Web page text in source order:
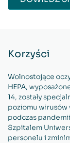
Korzyści
Wolnostojące
HEPA,
14, zostały
poziomu wirusów
podczas pandemii
Szpitalem
personelu i